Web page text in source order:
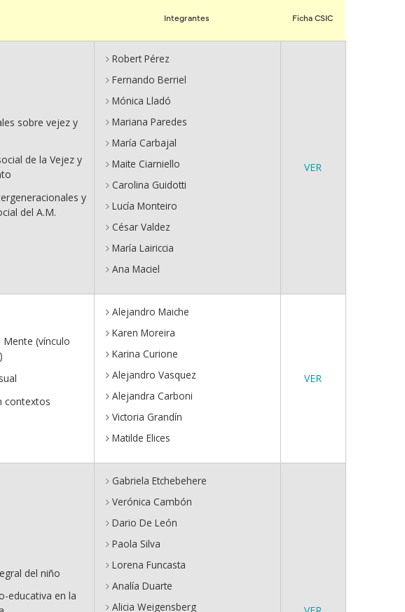
Integrantes Ficha CSIC
sobre vejez y
de la Vejez y
y
del A.M.
Robert Pérez
Fernando Berriel
Mónica Lladó
Mariana Paredes
María Carbajal
Maite Ciarniello
Carolina Guidotti
Lucía Monteiro
César Valdez
María Lairiccia
Ana Maciel
VER
(vínculo
contextos
Alejandro Maiche
Karen Moreira
Karina Curione
Alejandro Vasquez
Alejandra Carboni
Victoria Grandín
Matilde Elices
VER
del niño
educativa en la
Gabriela Etchebehere
Verónica Cambón
Dario De León
Paola Silva
Lorena Funcasta
Analía Duarte
Alicia Weigensberg